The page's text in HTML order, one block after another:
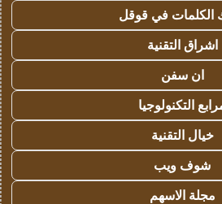
في قوقل
اشراق التقنية
ان سفن
التكنولوجيا
خيال التقنية
شوف ويب
مجلة الاسهم